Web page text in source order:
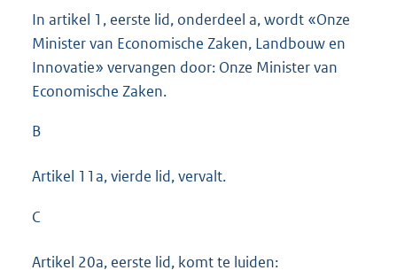
In artikel 1, eerste lid, onderdeel a, wordt «Onze
Minister van Economische Zaken, Landbouw en
Innovatie» vervangen door: Onze Minister van
Economische Zaken.
B
Artikel 11a, vierde lid, vervalt.
C
Artikel 20a, eerste lid, komt te luiden: